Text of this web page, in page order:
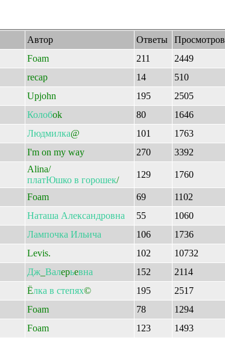
Автор Ответы Просмотров
Foam 211 2449
recap 14 510
Upjohn 195 2505
Колобok 80 1646
Людмилка@ 101 1763
I'm on my way 270 3392
Alina/
платЮшко в горошек/
129 1760
Foam 69 1102
Наташа Александровна 55 1060
Лампочка Ильича 106 1736
Levis. 102 10732
Дж Валepьeвна 152 2114
Ёлка в степях© 195 2517
Foam 78 1294
Foam 123 1493